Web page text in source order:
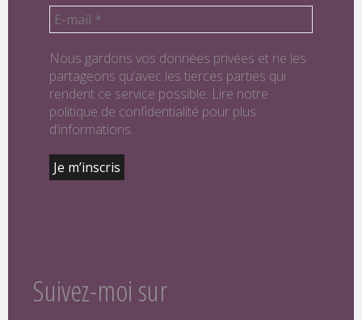
Nous gardons vos données privées et ne les
partageons qu’avec les tierces parties qui
rendent ce service possible. Lire notre
politique de confidentialité pour plus
d’informations.
Suivez-moi sur